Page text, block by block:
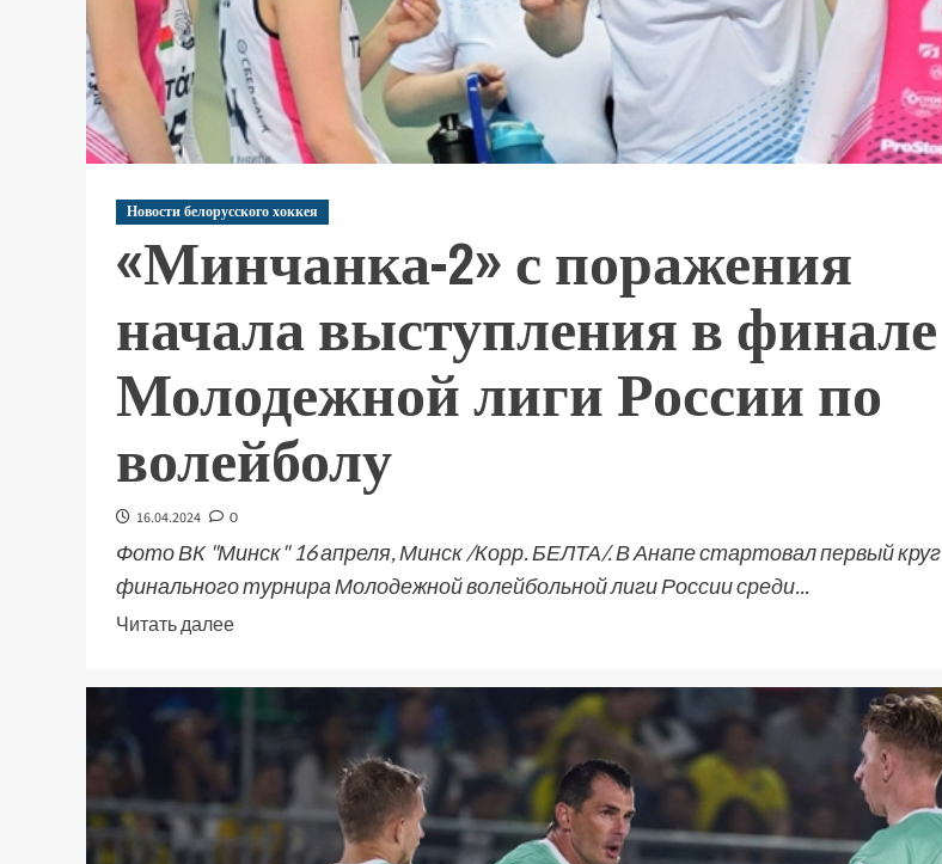
Новости белорусского хоккея
«Минчанка-2» с поражения
начала выступления в финале
Молодежной лиги России по
волейболу
16.04.2024 0
Фото ВК "Минск" 16 апреля, Минск /Корр. БЕЛТА/. В Анапе стартовал первый круг
финального турнира Молодежной волейбольной лиги России среди...
Читать далее